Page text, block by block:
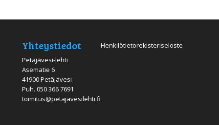
Yhteystiedot
Petäjävesi-lehti
Asematie 6
41900 Petäjävesi
Puh. 050 366 7691
toimitus@petajavesilehti.fi
Henkilötietorekisteriseloste